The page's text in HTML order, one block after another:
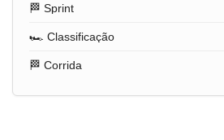
🏁 Sprint
🏎️ Classificação
🏁 Corrida